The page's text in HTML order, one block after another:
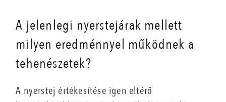
A jelenlegi nyerstejárak mellett
milyen eredménnyel működnek a
tehenészetek?
A nyerstej értékesítése igen eltérő